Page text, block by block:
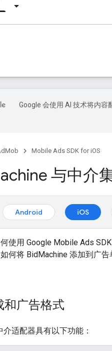
Google 会使用 AI 技术将内
Mobile Ads SDK for iOS
与中介
Android iOS
使用 Google Mobile Ads SDK
何将 BidMachine 添加到广
和广告格式
介适配器具有以下功能：